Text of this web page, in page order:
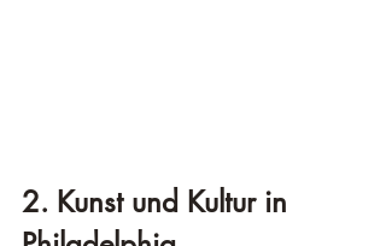
2. Kunst und Kultur in